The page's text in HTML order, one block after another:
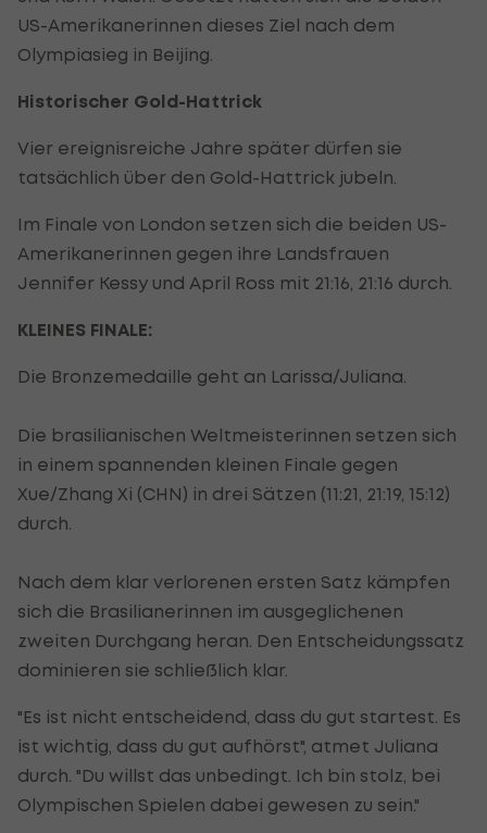
US-Amerikanerinnen dieses Ziel nach dem
Olympiasieg in Beijing.
Historischer Gold-Hattrick
Vier ereignisreiche Jahre später dürfen sie
tatsächlich über den Gold-Hattrick jubeln.
Im Finale von London setzen sich die beiden US-
Amerikanerinnen gegen ihre Landsfrauen
Jennifer Kessy und April Ross mit 21:16, 21:16 durch.
KLEINES FINALE:
Die Bronzemedaille geht an Larissa/Juliana.
Die brasilianischen Weltmeisterinnen setzen sich
in einem spannenden kleinen Finale gegen
Xue/Zhang Xi (CHN) in drei Sätzen (11:21, 21:19, 15:12)
durch.
Nach dem klar verlorenen ersten Satz kämpfen
sich die Brasilianerinnen im ausgeglichenen
zweiten Durchgang heran. Den Entscheidungssatz
dominieren sie schließlich klar.
"Es ist nicht entscheidend, dass du gut startest. Es
ist wichtig, dass du gut aufhörst", atmet Juliana
durch. "Du willst das unbedingt. Ich bin stolz, bei
Olympischen Spielen dabei gewesen zu sein."